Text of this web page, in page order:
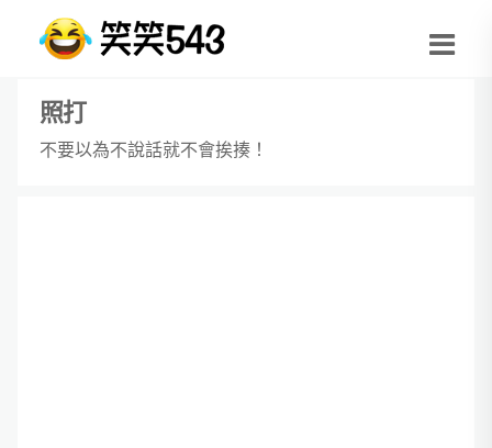
照打
不要以為不說話就不會挨揍！